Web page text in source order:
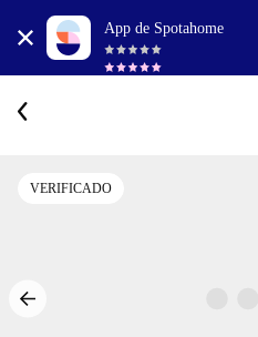
App de Spotahome
VERIFICADO